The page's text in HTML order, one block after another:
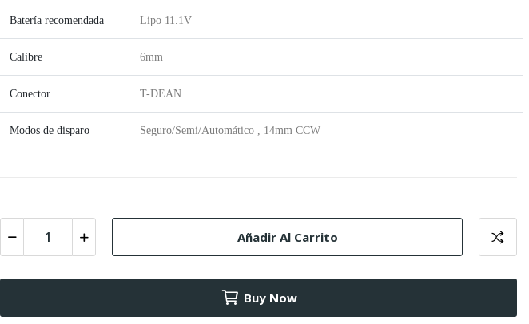
Batería recomendada Lipo 11.1V
Calibre 6mm
Conector T-DEAN
Modos de disparo Seguro/Semi/Automático , 14mm CCW
Añadir Al Carrito
Buy Now